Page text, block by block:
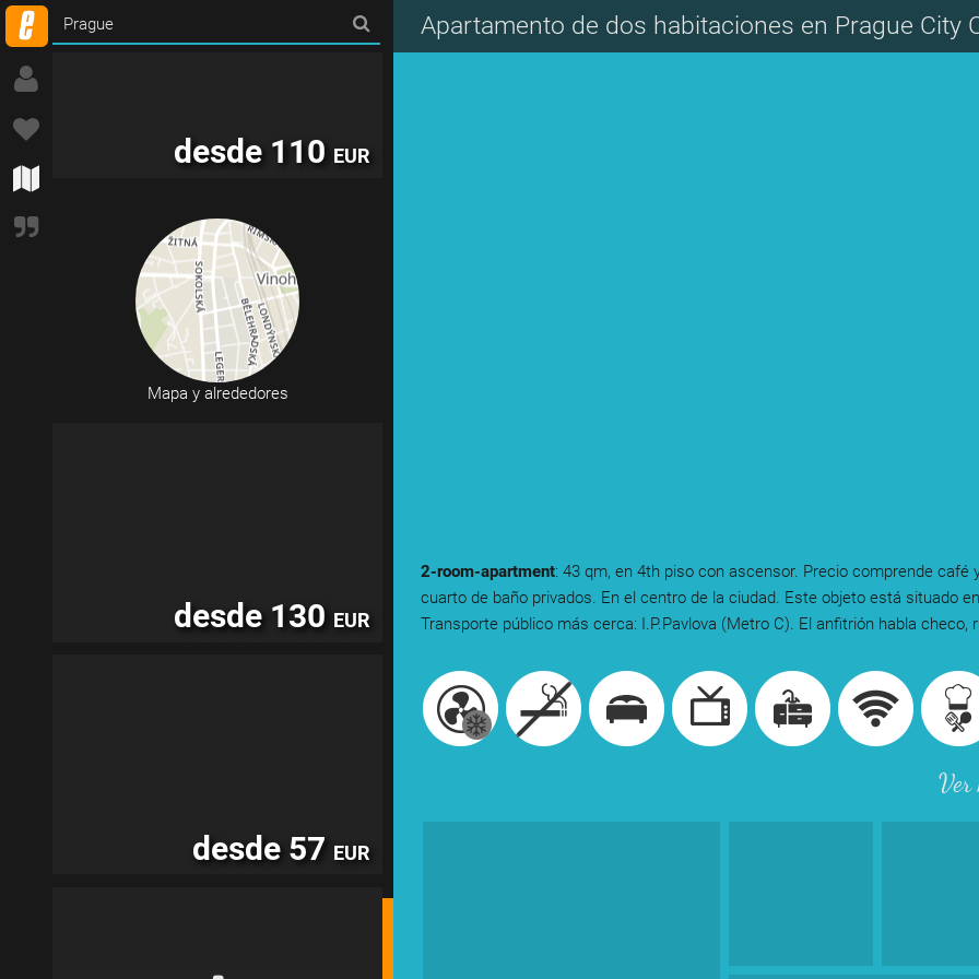
Apartamento de dos habitaciones en Prague City
2-room-apartment: 43 qm, en 4th piso con ascensor. Precio comprende café
cuarto de baño privados. En el centro de la ciudad. Este objeto está situado
Transporte público más cerca: I.P.Pavlova (Metro C). El anfitrión habla checo,
Ver
desde 110 EUR
Mapa y alrededores
desde 130 EUR
desde 57 EUR